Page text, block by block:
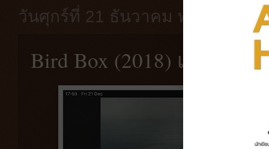
วันศุกร์ที่ 21 ธันวาคม พ.ศ. 2561
Bird Box (2018) เห็นแล้ว